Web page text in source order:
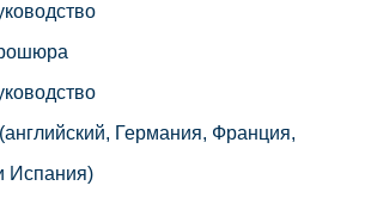
Германия, Франция,
Испания)